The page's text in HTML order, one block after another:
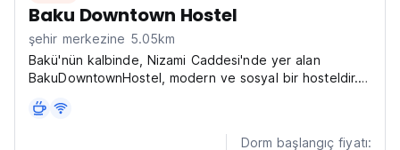
Baku Downtown Hostel
şehir merkezine 5.05km
Bakü'nün kalbinde, Nizami Caddesi'nde yer alan
BakuDowntownHostel, modern ve sosyal bir hosteldir.
gezginler için mükemmeldir ve Bakü'de yeni insanlarla
tanışmak ve şehir maceraları yaşamak için en iyi
Dorm başlangıç fiyatı: